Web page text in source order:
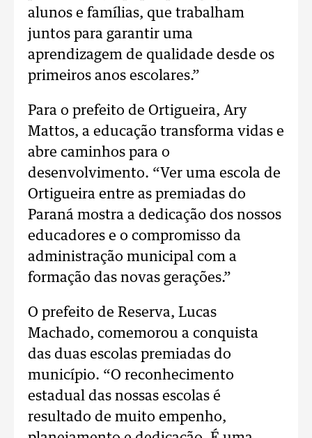
alunos e famílias, que trabalham
juntos para garantir uma
aprendizagem de qualidade desde os
primeiros anos escolares.”
Para o prefeito de Ortigueira, Ary
Mattos, a educação transforma vidas e
abre caminhos para o
desenvolvimento. “Ver uma escola de
Ortigueira entre as premiadas do
Paraná mostra a dedicação dos nossos
educadores e o compromisso da
administração municipal com a
formação das novas gerações.”
O prefeito de Reserva, Lucas
Machado, comemorou a conquista
das duas escolas premiadas do
município. “O reconhecimento
estadual das nossas escolas é
resultado de muito empenho,